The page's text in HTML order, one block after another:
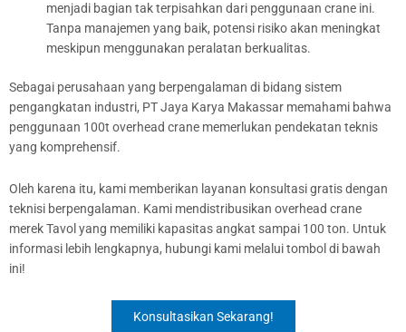
menjadi bagian tak terpisahkan dari penggunaan crane ini.
Tanpa manajemen yang baik, potensi risiko akan meningkat
meskipun menggunakan peralatan berkualitas.
Sebagai perusahaan yang berpengalaman di bidang sistem
pengangkatan industri, PT Jaya Karya Makassar memahami bahwa
penggunaan 100t overhead crane memerlukan pendekatan teknis
yang komprehensif.
Oleh karena itu, kami memberikan layanan konsultasi gratis dengan
teknisi berpengalaman. Kami mendistribusikan overhead crane
merek Tavol yang memiliki kapasitas angkat sampai 100 ton. Untuk
informasi lebih lengkapnya, hubungi kami melalui tombol di bawah
ini!
Konsultasikan Sekarang!